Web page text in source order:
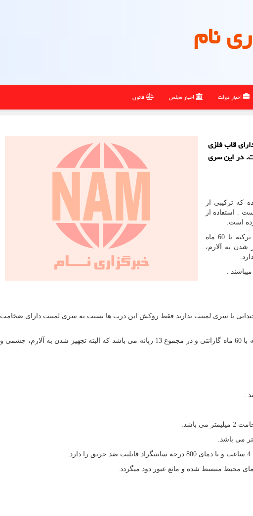
نام
اخبار دولت اخبار مجلس قانون
قاب فلزی
در این سری
که ترکیبی از
. استفاده از
است.
این سری از درب ها دارای 2 قفل 3 زبانه برند کاله ترکیه با 60 ماه
تجهیز شدن به آلارم،
.
با سری لمینت ندارند فقط روکش این درب ها نسبت به سری لمینت دارای ضخامت
این سری از درب ها دارای 2 قفل 3 زبانه برند کاله ترکیه با 60 ماه گارانتی و در مجموع 13 زبانه می باشد که البته تجهیز شدن به آلارم، چشمی و
:
باشد.
محیط منبسط شده و مانع عبور دود میگردد.